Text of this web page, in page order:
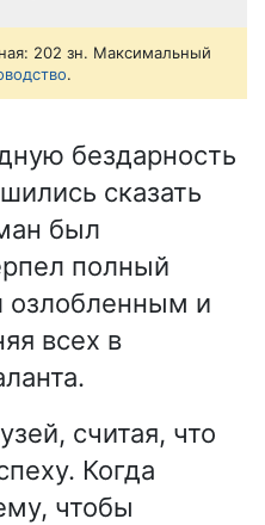
202 зн. Максимальный
.
бездарность
сказать
был
полный
озлобленным и
всех в
считая, что
Когда
чтобы